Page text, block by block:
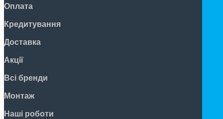
Оплата
Кредитування
Доставка
Акції
Всі бренди
Монтаж
Наші роботи